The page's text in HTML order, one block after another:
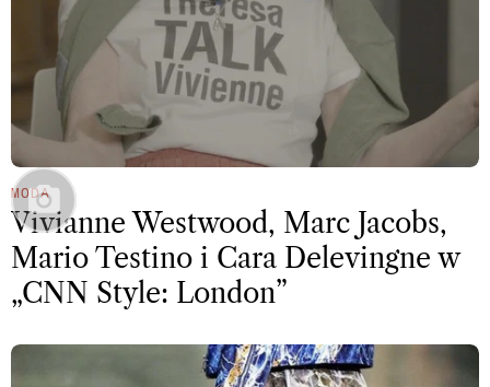
MODA
Vivianne Westwood, Marc Jacobs,
Mario Testino i Cara Delevingne w
„CNN Style: London”